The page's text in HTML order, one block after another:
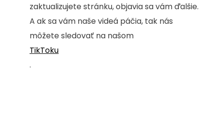
zaktualizujete stránku, objavia sa vám ďalšie.
A ak sa vám naše videá páčia, tak nás
môžete sledovať na našom
TikToku
.